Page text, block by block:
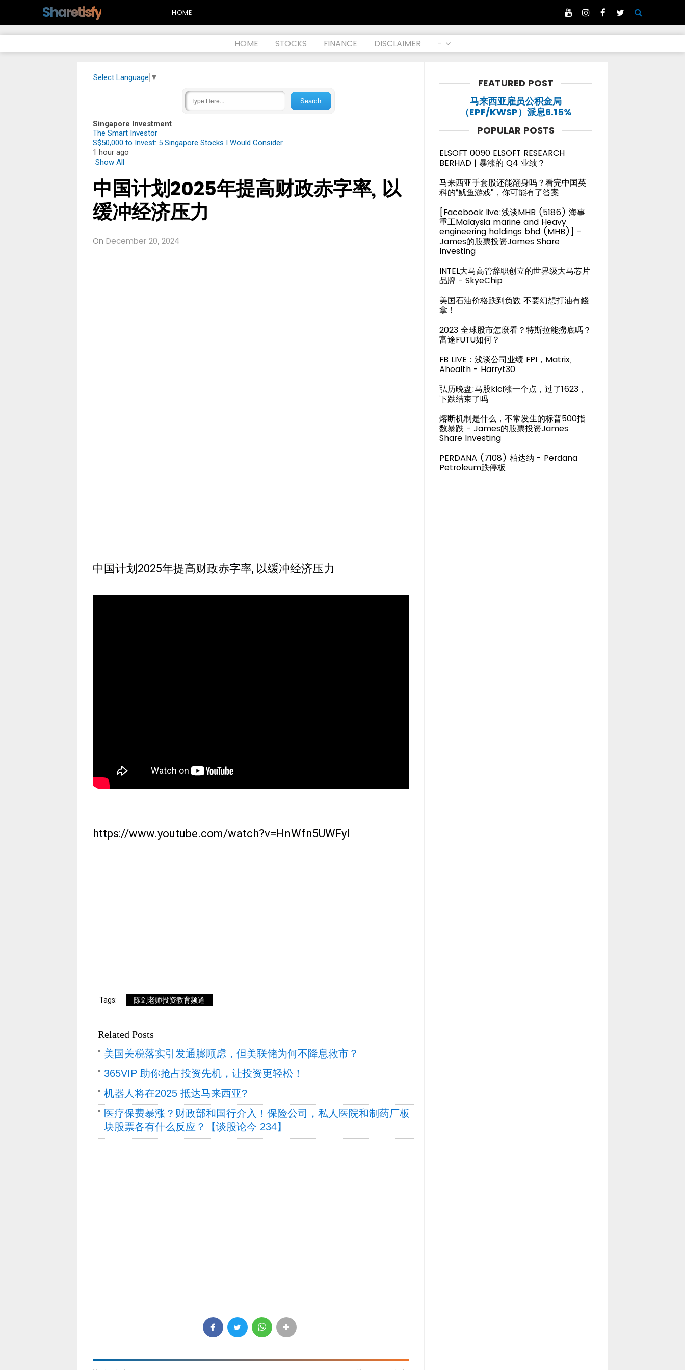
Sharetisfy HOME
HOME STOCKS FINANCE DISCLAIMER -
Select Language ▼
Singapore Investment
The Smart Investor
S$50,000 to Invest: 5 Singapore Stocks I Would Consider
1 hour ago
Show All
中国计划2025年提高财政赤字率, 以
缓冲经济压力
On December 20, 2024
中国计划2025年提高财政赤字率, 以缓冲经济压力
https://www.youtube.com/watch?v=HnWfn5UWFyI
陈剑老师投资教育频道
Related Posts
美国关税落实引发通膨顾虑，但美联储为何不降息救市？
365VIP 助你抢占投资先机，让投资更轻松！
机器人将在2025 抵达马来西亚?
医疗保费暴涨？财政部和国行介入！保险公司，私人医院和制药厂板
块股票各有什么反应？【谈股论今 234】
FEATURED POST
马来西亚雇员公积金局
（EPF/KWSP）派息6.15%
POPULAR POSTS
ELSOFT 0090 ELSOFT RESEARCH
BERHAD | 暴涨的 Q4 业绩？
马来西亚手套股还能翻身吗？看完中国英
科的“鱿鱼游戏”，你可能有了答案
[Facebook live:浅谈MHB (5186) 海事
重工Malaysia marine and Heavy
engineering holdings bhd (MHB)] -
James的股票投资James Share
Investing
INTEL大马高管辞职创立的世界级大马芯片
品牌 - SkyeChip
美国石油价格跌到负数 不要幻想打油有錢
拿！
2023 全球股市怎麼看？特斯拉能撈底嗎？
富途FUTU如何？
FB LIVE : 浅谈公司业绩 FPI，Matrix,
Ahealth - Harryt30
弘历晚盘:马股klci涨一个点，过了1623，
下跌结束了吗
熔断机制是什么，不常发生的标普500指
数暴跌 - James的股票投资James
Share Investing
PERDANA (7108) 柏达纳 - Perdana
Petroleum跌停板